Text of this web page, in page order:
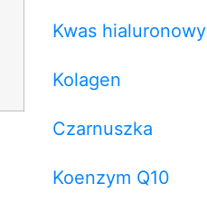
Kwas hialuronowy
Kolagen
Czarnuszka
Koenzym Q10